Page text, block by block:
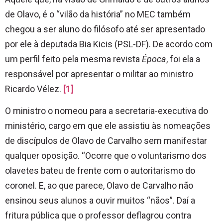
de Olavo, é o “vilão da história” no MEC também
chegou a ser aluno do filósofo até ser apresentado
por ele à deputada Bia Kicis (PSL-DF). De acordo com
um perfil feito pela mesma revista Época, foi ela a
responsável por apresentar o militar ao ministro
Ricardo Vélez. [1]
O ministro o nomeou para a secretaria-executiva do
ministério, cargo em que ele assistiu às nomeações
de discípulos de Olavo de Carvalho sem manifestar
qualquer oposição. “Ocorre que o voluntarismo dos
olavetes bateu de frente com o autoritarismo do
coronel. E, ao que parece, Olavo de Carvalho não
ensinou seus alunos a ouvir muitos “nãos”. Daí a
fritura pública que o professor deflagrou contra